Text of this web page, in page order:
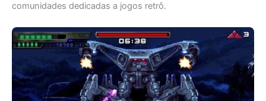
comunidades dedicadas a jogos retrô.